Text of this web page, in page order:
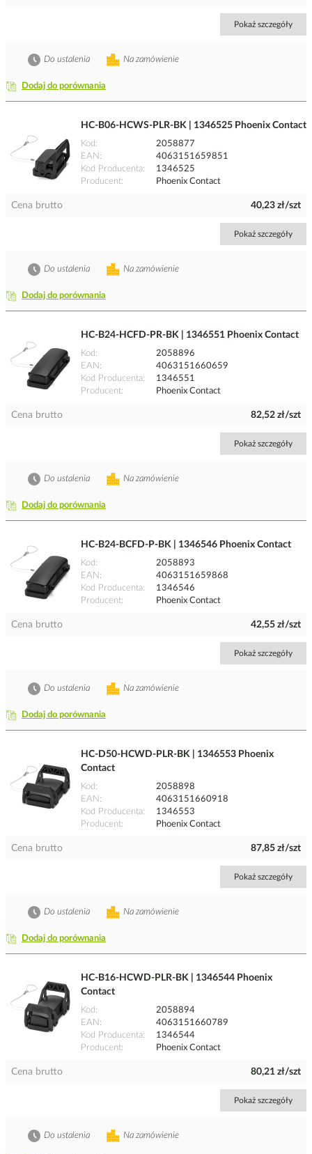
Pokaż szczegóły
Dodaj do porównania
Na zamówienie
Do ustalenia
HC-B06-HCWS-PLR-BK | 1346525 Phoenix Contact
Kod
2058877
EAN
4063151659851
Kod Producenta
1346525
Producent
Phoenix Contact
Cena brutto 40,23 zł/szt
Pokaż szczegóły
Dodaj do porównania
Na zamówienie
Do ustalenia
HC-B24-HCFD-PR-BK | 1346551 Phoenix Contact
Kod
2058896
EAN
4063151660659
Kod Producenta
1346551
Producent
Phoenix Contact
Cena brutto 82,52 zł/szt
Pokaż szczegóły
Dodaj do porównania
Na zamówienie
Do ustalenia
HC-B24-BCFD-P-BK | 1346546 Phoenix Contact
Kod
2058893
EAN
4063151659868
Kod Producenta
1346546
Producent
Phoenix Contact
Cena brutto 42,55 zł/szt
Pokaż szczegóły
Dodaj do porównania
Na zamówienie
Do ustalenia
HC-D50-HCWD-PLR-BK | 1346553 Phoenix
Contact
Kod
2058898
EAN
4063151660918
Kod Producenta
1346553
Producent
Phoenix Contact
Cena brutto 87,85 zł/szt
Pokaż szczegóły
Dodaj do porównania
Na zamówienie
Do ustalenia
HC-B16-HCWD-PLR-BK | 1346544 Phoenix
Contact
Kod
2058894
EAN
4063151660789
Kod Producenta
1346544
Producent
Phoenix Contact
Cena brutto 80,21 zł/szt
Pokaż szczegóły
Na zamówienie
Do ustalenia